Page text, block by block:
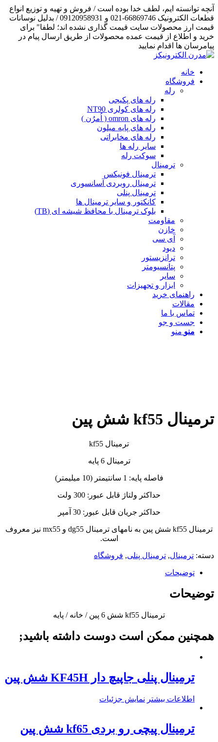
آنچه توانسته ایم، لطف خدا بوده است / فروش و تهیه و توزیع انواع
قطعات الکترونیک 66869746-021 و 09120958931 / بدلیل نوسانات
قیمت ارز محصولات سایت قیمت گذاری نشده اند؛ لطفا" برای
خرید و اطلاع از قیمت عمده محصولات از طریق ارسال پیام در
پیامرسان ها اقدام نمایید
خانه
فروشگاه
رله
رله های پکیجی
رله های کولری NT90
رله های omron ( اُمرُن )
رله های پایه میلون
رله های مخابراتی
سایر رله ها
سوکت رله
ترمینال
ترمینال فونیکس
ترمینال روبردی آسانسوری
ترمینال پنلی
کانکتور و سایر ترمینال ها
بلوک ترمینال با محافظ شیشه ای (TB)
مقاومت
خازن
آی سی
دیود
ترانزیستور
پتانسیومتر
سایر
ابزار و تجهیزات
راهنمای خرید
مقالات
تماس با ما
جست و جو
منو منو
ترمینال kf55 شش پین
ترمینال kf55
ترمینال 6 پایه
فاصله پایه: 1 سانتیمتر (10 میلیمتر)
حداکثر ولتاژ قابل عبور: 300 ولت
حداکثر جریان قابل عبور: 30 آمپر
ترمینال kf55 شش پین به نامهای ترمینال dg55 و mx55 نیز معروف
است.
دسته: ترمینال, ترمینال پنلی, فروشگاه
توضیحات
توضیحات
ترمینال kf55 شش 6 پین / خانه / پایه
همچنین ممکن است دوست داشته باشید;
ترمینال پنلی جاپیچ دار KF45H شش پین
اطلاعات بیشتر نمایش جزئیات
ترمینال پیچی رو بردی kf65 شش پین